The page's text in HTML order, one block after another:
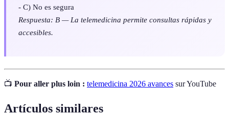
- C) No es segura
Respuesta: B — La telemedicina permite consultas rápidas y
accesibles.
📺 Pour aller plus loin : telemedicina 2026 avances sur YouTube
Artículos similares